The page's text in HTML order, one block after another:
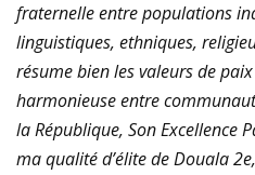
fraternelle entre populations
linguistiques, ethniques,
résume bien les valeurs de
harmonieuse entre
la République, Son Excellence
ma qualité d’élite de Douala